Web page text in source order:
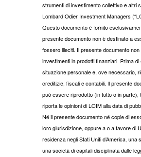
strumenti di investimento collettivo e altri
Lombard Odier Investment Managers
Questo documento è fornito
presente documento non è destinato a
fossero illeciti. Il presente documento
investimenti in prodotti finanziari. Prima
situazione personale e, ove necessario,
creditizie, fiscali e contabili. Il presente
può essere riprodotto (in tutto o in
riporta le opinioni di LOIM alla data di
Né il presente documento né copie di
loro giurisdizione, oppure a o a favore di
residenza negli Stati Uniti d’America,
una società di capitali disciplinata dalle